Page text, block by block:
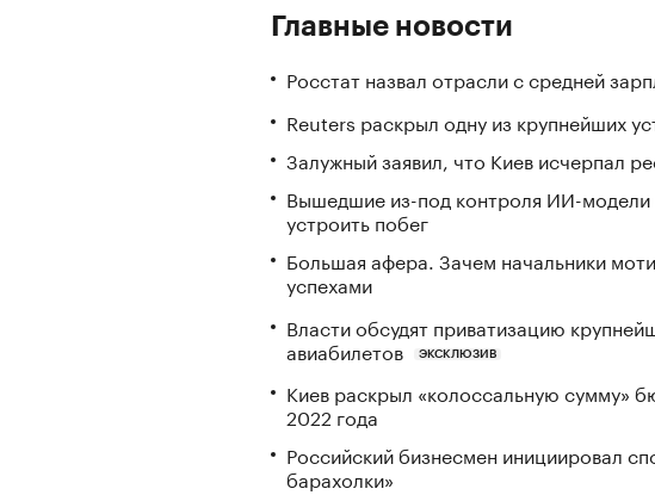
Главные новости
Росстат назвал отрасли с средней
Reuters раскрыл одну из крупнейших
Залужный заявил, что Киев исчерпал
Вышедшие из-под контроля ИИ-
устроить побег
Большая афера. Зачем начальники
успехами
Власти обсудят приватизацию
авиабилетов
ЭКСКЛЮЗИВ
Киев раскрыл «колоссальную сумму»
2022 года
Российский бизнесмен инициировал
барахолки»